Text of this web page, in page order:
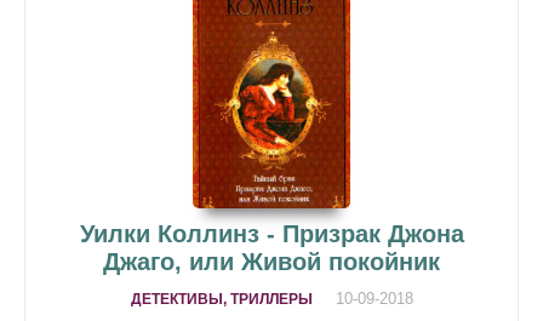
Уилки Коллинз - Призрак Джона
Джаго, или Живой покойник
ДЕТЕКТИВЫ, ТРИЛЛЕРЫ 10-09-2018